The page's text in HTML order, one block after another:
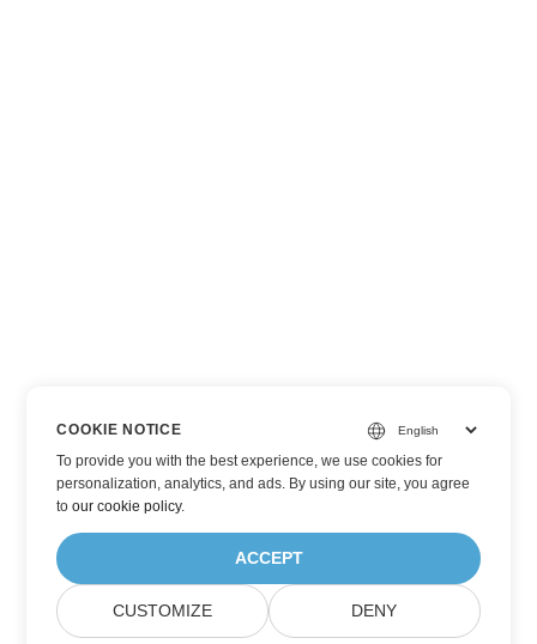
COOKIE NOTICE
To provide you with the best experience, we use cookies for
personalization, analytics, and ads. By using our site, you agree
toour cookie policy.
ACCEPT
CUSTOMIZE DENY